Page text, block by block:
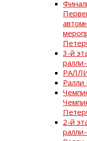
3-й
Ралли
2-й